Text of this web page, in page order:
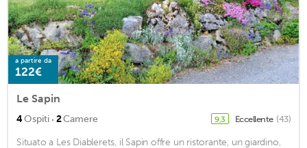
a partire da
122€
Le Sapin
4Ospiti · 2Camere 9,3 Eccellente (43)
Situato a Les Diablerets, il Sapin offre un ristorante, un giardino,